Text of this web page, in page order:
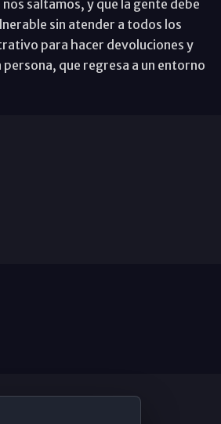
saltamos, y que la gente debe
sin atender a todos los
para hacer devoluciones y
que regresa a un entorno